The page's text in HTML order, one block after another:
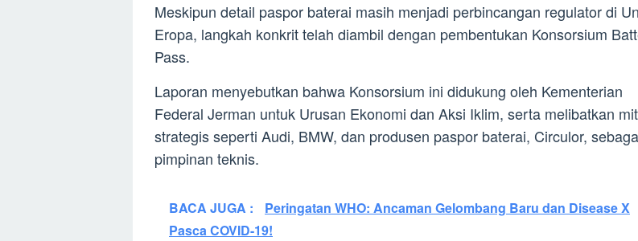
Meskipun detail paspor baterai masih menjadi perbincangan regulator di
Eropa, langkah konkrit telah diambil dengan pembentukan Konsorsium
Pass.
Laporan menyebutkan bahwa Konsorsium ini didukung oleh Kementerian
Federal Jerman untuk Urusan Ekonomi dan Aksi Iklim, serta melibatkan
strategis seperti Audi, BMW, dan produsen paspor baterai, Circulor,
pimpinan teknis.
BACA JUGA :
Peringatan WHO: Ancaman Gelombang Baru dan Disease X
Pasca COVID-19!